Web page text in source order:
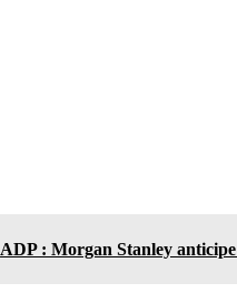
ADP : Morgan Stanley